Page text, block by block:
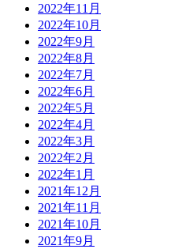
2022年11月
2022年10月
2022年9月
2022年8月
2022年7月
2022年6月
2022年5月
2022年4月
2022年3月
2022年2月
2022年1月
2021年12月
2021年11月
2021年10月
2021年9月